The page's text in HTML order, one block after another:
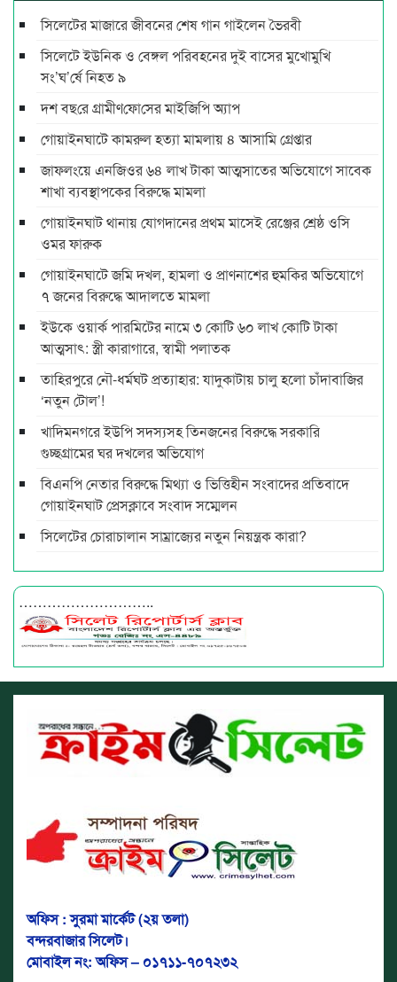
সিলেটের মাজারে জীবনের শেষ গান গাইলেন ভৈরবী
সিলেটে ইউনিক ও বেঙ্গল পরিবহনের দুই বাসের মুখোমুখি
সং’ঘ’র্ষে নিহত ৯
দশ বছ‌রে গ্রামীণ‌ফো‌সের মাইজিপি অ্যাপ
গোয়াইনঘাটে কামরুল হত্যা মামলায় ৪ আসামি গ্রেপ্তার
জাফলংয়ে এনজিওর ৬৪ লাখ টাকা আত্মসাতের অভিযোগে সাবেক
শাখা ব্যবস্থাপকের বিরুদ্ধে মামলা
গোয়াইনঘাট থানায় যোগদানের প্রথম মাসেই রেঞ্জের শ্রেষ্ঠ ওসি
ওমর ফারুক
গোয়াইনঘাটে জমি দখল, হামলা ও প্রাণনাশের হুমকির অভিযোগে
৭ জনের বিরুদ্ধে আদালতে মামলা
ইউকে ওয়ার্ক পারমিটের নামে ৩ কোটি ৬০ লাখ কোটি টাকা
আত্মসাৎ: স্ত্রী কারাগারে, স্বামী পলাতক
তাহিরপুরে নৌ-ধর্মঘট প্রত্যাহার: যাদুকাটায় চালু হলো চাঁদাবাজির
‘নতুন টোল’!
খাদিমনগরে ইউপি সদস্যসহ তিনজনের বিরুদ্ধে সরকারি
গুচ্ছগ্রামের ঘর দখলের অভিযোগ
বিএনপি নেতার বিরুদ্ধে মিথ্যা ও ভিত্তিহীন সংবাদের প্রতিবাদে
গোয়াইনঘাট প্রেসক্লাবে সংবাদ সম্মেলন
সিলেটের চোরাচালান সাম্রাজ্যের নতুন নিয়ন্ত্রক কারা?
………………………..
অফিস : সুরমা মার্কেট (২য় তলা)
বন্দরবাজার সিলেট।
মোবাইল নং: অফিস – ০১৭১১-৭০৭২৩২